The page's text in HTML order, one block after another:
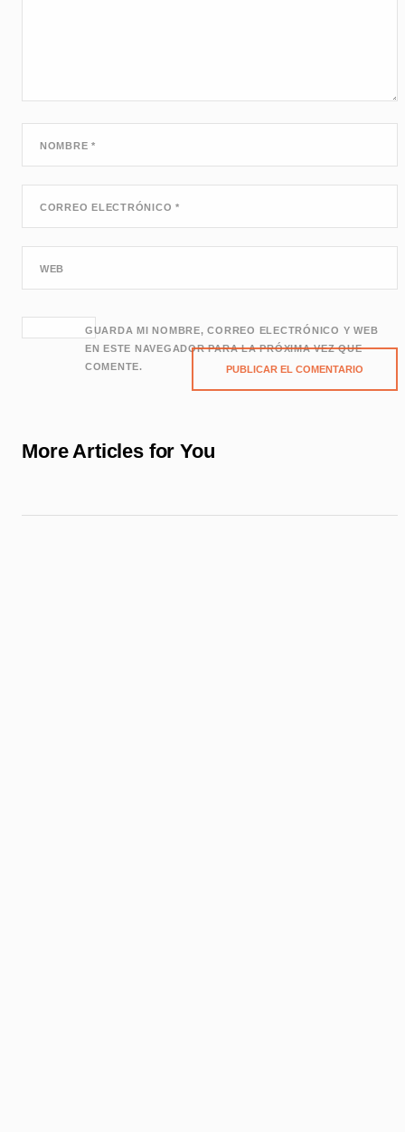
NOMBRE*
CORREO ELECTRÓNICO*
WEB
GUARDA MI NOMBRE, CORREO ELECTRÓNICO Y WEB
EN ESTE NAVEGADOR PARA LA PRÓXIMA VEZ QUE
COMENTE.
More Articles for You